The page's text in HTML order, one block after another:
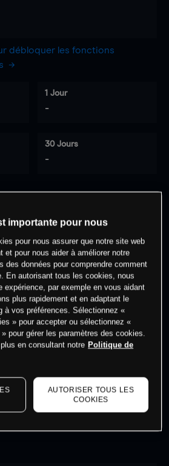
débloquer les fonctions
1 Jour
-
30 Jours
-
à trader
Connectez-vous pour voir les
du marché.
importante pour nous
pour nous assurer que notre site web
et pour nous aider à améliorer notre
des données pour comprendre comment
En autorisant tous les cookies, nous
expérience, par exemple en vous aidant
plus rapidement et en adaptant le
à vos préférences. Sélectionnez «
» pour accepter ou sélectionnez «
pour gérer les paramètres des cookies.
en consultant notre Politique de
AUTORISER TOUS LES
COOKIES